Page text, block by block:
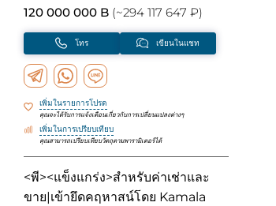
120 000 000 B (~294 117 647 ₽)
โทร เขียนในแชท
เพิ่มในรายการโปรด
คุณจะได้รับการแจ้งเตือนเกี่ยวกับการเปลี่ยนแปลงต่างๆ
เพิ่มในการเปรียบเทียบ
คุณสามารถเปรียบเทียบวัตถุตามพารามิเตอร์ได้
<พี><แข็งแกร่ง>สำหรับค่าเช่าและ
ขาย|เข้ายึดคฤหาสน์โดย Kamala